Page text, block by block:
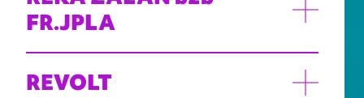
FR.JPLA
REVOLT